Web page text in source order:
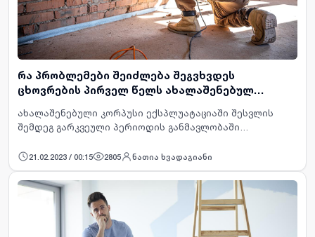
რა პრობლემები შეიძლება შეგვხვდეს
ცხოვრების პირველ წელს ახალაშენებულ
ახალაშენებული კორპუსი ექსპლუატაციაში შესვლის
შემდეგ გარკვეული პერიოდის განმავლობაში
„დაჯდომა“ და „შეკუმშვა“ ჰქვია. ეს პროცესები ბუნებ…
21.02.2023 / 00:15 2805 ნათია ხვადაგიანი